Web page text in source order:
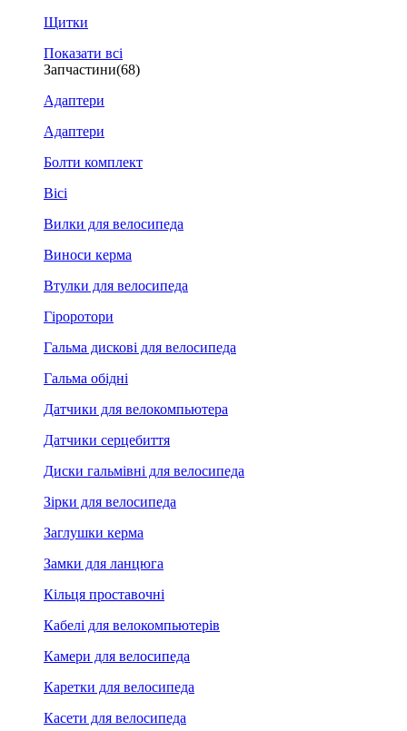
Щитки
Показати всі
Запчастини(68)
Адаптери
Адаптери
Болти комплект
Вісі
Вилки для велосипеда
Виноси керма
Втулки для велосипеда
Гіроротори
Гальма дискові для велосипеда
Гальма обідні
Датчики для велокомпьютера
Датчики серцебиття
Диски гальмівні для велосипеда
Зірки для велосипеда
Заглушки керма
Замки для ланцюга
Кільця проставочні
Кабелі для велокомпьютерів
Камери для велосипеда
Каретки для велосипеда
Касети для велосипеда